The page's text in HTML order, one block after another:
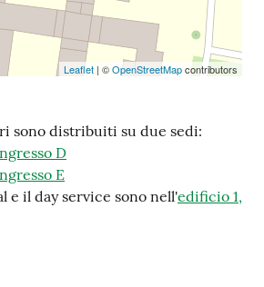
Leaflet | ©OpenStreetMapcontributors
sono distribuiti su due sedi:
D
E
e il day service sono nell'edificio 1,